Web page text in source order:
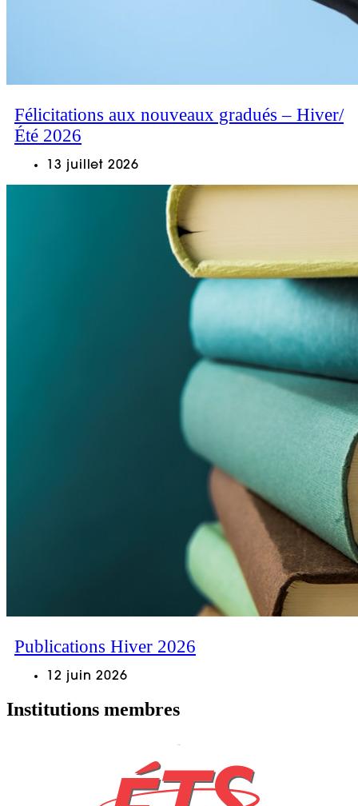
Félicitations aux nouveaux gradués – Hiver/
Été 2026
13 juillet 2026
Publications Hiver 2026
12 juin 2026
Institutions membres